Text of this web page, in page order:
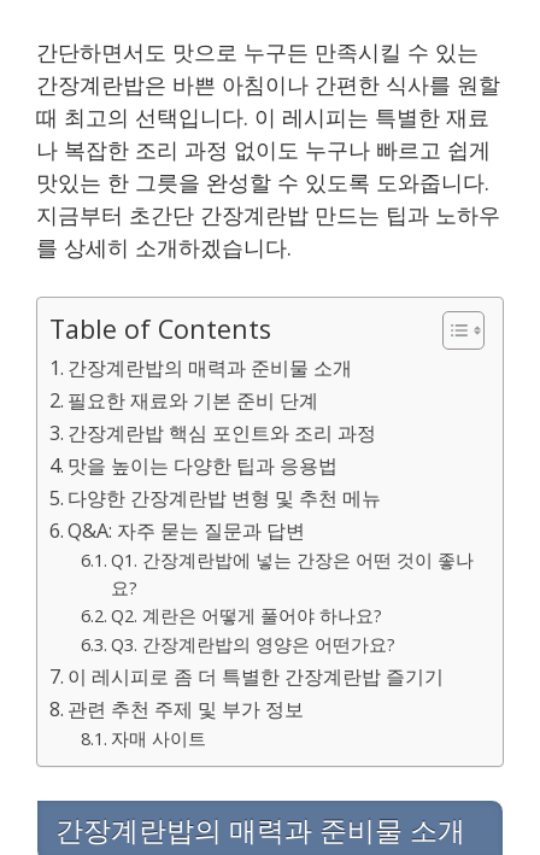
간단하면서도 맛으로 누구든 만족시킬 수 있는
간장계란밥은 바쁜 아침이나 간편한 식사를 원할
때 최고의 선택입니다. 이 레시피는 특별한 재료
나 복잡한 조리 과정 없이도 누구나 빠르고 쉽게
맛있는 한 그릇을 완성할 수 있도록 도와줍니다.
지금부터 초간단 간장계란밥 만드는 팁과 노하우
를 상세히 소개하겠습니다.
Table of Contents
간장계란밥의 매력과 준비물 소개
필요한 재료와 기본 준비 단계
간장계란밥 핵심 포인트와 조리 과정
맛을 높이는 다양한 팁과 응용법
다양한 간장계란밥 변형 및 추천 메뉴
Q&A: 자주 묻는 질문과 답변
Q1. 간장계란밥에 넣는 간장은 어떤 것이 좋나
요?
Q2. 계란은 어떻게 풀어야 하나요?
Q3. 간장계란밥의 영양은 어떤가요?
이 레시피로 좀 더 특별한 간장계란밥 즐기기
관련 추천 주제 및 부가 정보
자매 사이트
간장계란밥의 매력과 준비물 소개